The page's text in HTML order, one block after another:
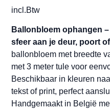
incl.Btw
Ballonbloem ophangen
sfeer aan je deur, poort
ballonbloem met breedte
met 3 meter tule voor
Beschikbaar in kleuren
tekst of print, perfect
Handgemaakt in België